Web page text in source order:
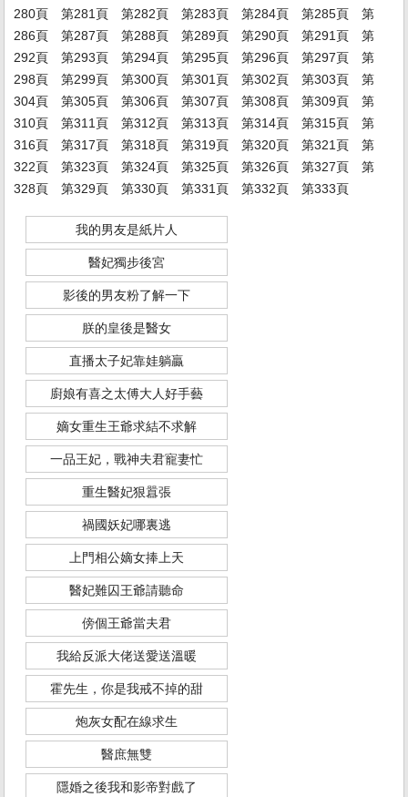
280頁
第281頁 第282頁 第283頁 第284頁 第285頁
第
286頁
第287頁 第288頁 第289頁 第290頁 第291頁
第
292頁
第293頁 第294頁 第295頁 第296頁 第297頁
第
298頁
第299頁 第300頁 第301頁 第302頁 第303頁
第
304頁
第305頁 第306頁 第307頁 第308頁 第309頁
第
310頁
第311頁 第312頁 第313頁 第314頁 第315頁
第
316頁
第317頁 第318頁 第319頁 第320頁 第321頁
第
322頁
第323頁 第324頁 第325頁 第326頁 第327頁
第
328頁
第329頁 第330頁 第331頁 第332頁 第333頁
我的男友是紙片人
醫妃獨步後宮
影後的男友粉了解一下
朕的皇後是醫女
直播太子妃靠娃躺贏
廚娘有喜之太傅大人好手藝
嫡女重生王爺求結不求解
一品王妃，戰神夫君寵妻忙
重生醫妃狠囂張
禍國妖妃哪裏逃
上門相公嫡女捧上天
醫妃難囚王爺請聽命
傍個王爺當夫君
我給反派大佬送愛送溫暖
霍先生，你是我戒不掉的甜
炮灰女配在線求生
醫庶無雙
隱婚之後我和影帝對戲了